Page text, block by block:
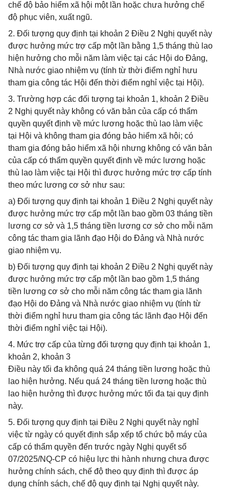
chế độ bảo hiểm xã hội một lần hoặc chưa hưởng chế
độ phục viên, xuất ngũ.
2. Đối tượng quy định tại khoản 2 Điều 2 Nghị quyết này
được hưởng mức trợ cấp một lần bằng 1,5 tháng thù lao
hiện hưởng cho mỗi năm làm việc tại các Hội do Đảng,
Nhà nước giao nhiệm vụ (tính từ thời điểm nghỉ hưu
tham gia công tác Hội đến thời điểm nghỉ việc tại Hội).
3. Trường hợp các đối tượng tại khoản 1, khoản 2 Điều
2 Nghị quyết này không có văn bản của cấp có thẩm
quyền quyết định về mức lương hoặc thù lao làm việc
tại Hội và không tham gia đóng bảo hiểm xã hội; có
tham gia đóng bảo hiểm xã hội nhưng không có văn bản
của cấp có thẩm quyền quyết định về mức lương hoặc
thù lao làm việc tại Hội thì được hưởng mức trợ cấp tính
theo mức lương cơ sở như sau:
a) Đối tượng quy định tại khoản 1 Điều 2 Nghị quyết này
được hưởng mức trợ cấp một lần bao gồm 03 tháng tiền
lương cơ sở và 1,5 tháng tiền lương cơ sở cho mỗi năm
công tác tham gia lãnh đạo Hội do Đảng và Nhà nước
giao nhiệm vụ.
b) Đối tượng quy định tại khoản 2 Điều 2 Nghị quyết này
được hưởng mức trợ cấp một lần bao gồm 1,5 tháng
tiền lương cơ sở cho mỗi năm công tác tham gia lãnh
đạo Hội do Đảng và Nhà nước giao nhiệm vụ (tính từ
thời điểm nghỉ hưu tham gia công tác lãnh đạo Hội đến
thời điểm nghỉ việc tại Hội).
4. Mức trợ cấp của từng đối tượng quy định tại khoản 1,
khoản 2, khoản 3
Điều này tối đa không quá 24 tháng tiền lương hoặc thù
lao hiện hưởng. Nếu quá 24 tháng tiền lương hoặc thù
lao hiện hưởng thì được hưởng mức tối đa tại quy định
này.
5. Đối tượng quy định tại Điều 2 Nghị quyết này nghỉ
việc từ ngày có quyết định sắp xếp tổ chức bộ máy của
cấp có thẩm quyền đến trước ngày Nghị quyết số
07/2025/NQ-CP có hiệu lực thi hành nhưng chưa được
hưởng chính sách, chế độ theo quy định thì được áp
dụng chính sách, chế độ quy định tại Nghị quyết này.